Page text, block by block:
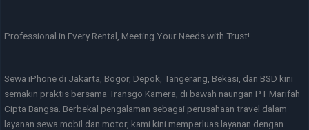
Professional in Every Rental, Meeting Your Needs with Trust!
Sewa iPhone di Jakarta, Bogor, Depok, Tangerang, Bekasi, dan BSD kini
semakin praktis bersama Transgo Kamera, di bawah naungan PT Marifah
Cipta Bangsa. Berbekal pengalaman sebagai perusahaan travel dalam
layanan sewa mobil dan motor, kami kini memperluas layanan dengan